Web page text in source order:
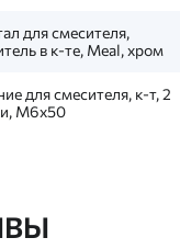
для смесителя,
в к-те, Meal, хром
для смесителя, к-т, 2
M6x50